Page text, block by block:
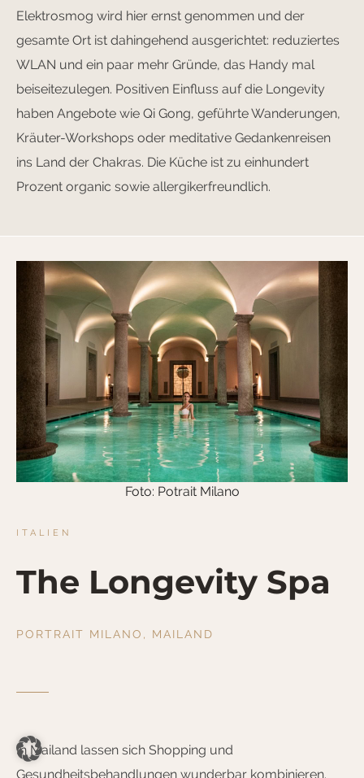
Elektrosmog wird hier ernst genommen und der
gesamte Ort ist dahingehend ausgerichtet: reduziertes
WLAN und ein paar mehr Gründe, das Handy mal
beiseitezulegen. Positiven Einfluss auf die Longevity
haben Angebote wie Qi Gong, geführte Wanderungen,
Kräuter-Workshops oder meditative Gedankenreisen
ins Land der Chakras. Die Küche ist zu einhundert
Prozent organic sowie allergikerfreundlich.
Foto: Potrait Milano
ITALIEN
The Longevity Spa
PORTRAIT MILANO, MAILAND
In Mailand lassen sich Shopping und
Gesundheitsbehandlungen wunderbar kombinieren.